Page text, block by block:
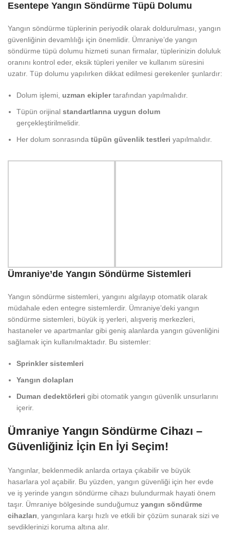
Esentepe Yangın Söndürme Tüpü Dolumu
Yangın söndürme tüplerinin periyodik olarak doldurulması, yangın
güvenliğinin devamlılığı için önemlidir. Ümraniye’de yangın
söndürme tüpü dolumu hizmeti sunan firmalar, tüplerinizin doluluk
oranını kontrol eder, eksik tüpleri yeniler ve kullanım süresini
uzatır. Tüp dolumu yapılırken dikkat edilmesi gerekenler şunlardır:
Dolum işlemi, uzman ekiplertarafından yapılmalıdır.
Tüpün orijinal standartlarına uygun dolum
gerçekleştirilmelidir.
Her dolum sonrasında tüpün güvenlik testleri yapılmalıdır.
Ümraniye’de Yangın Söndürme Sistemleri
Yangın söndürme sistemleri, yangını algılayıp otomatik olarak
müdahale eden entegre sistemlerdir. Ümraniye’deki yangın
söndürme sistemleri, büyük iş yerleri, alışveriş merkezleri,
hastaneler ve apartmanlar gibi geniş alanlarda yangın güvenliğini
sağlamak için kullanılmaktadır. Bu sistemler:
Sprinkler sistemleri
Yangın dolapları
Duman dedektörleri gibi otomatik yangın güvenlik unsurlarını
içerir.
Ümraniye Yangın Söndürme Cihazı –
Güvenliğiniz İçin En İyi Seçim!
Yangınlar, beklenmedik anlarda ortaya çıkabilir ve büyük
hasarlara yol açabilir. Bu yüzden, yangın güvenliği için her evde
ve iş yerinde yangın söndürme cihazı bulundurmak hayati önem
taşır. Ümraniye bölgesinde sunduğumuz yangın söndürme
cihazları , yangınlara karşı hızlı ve etkili bir çözüm sunarak sizi ve
sevdiklerinizi koruma altına alır.